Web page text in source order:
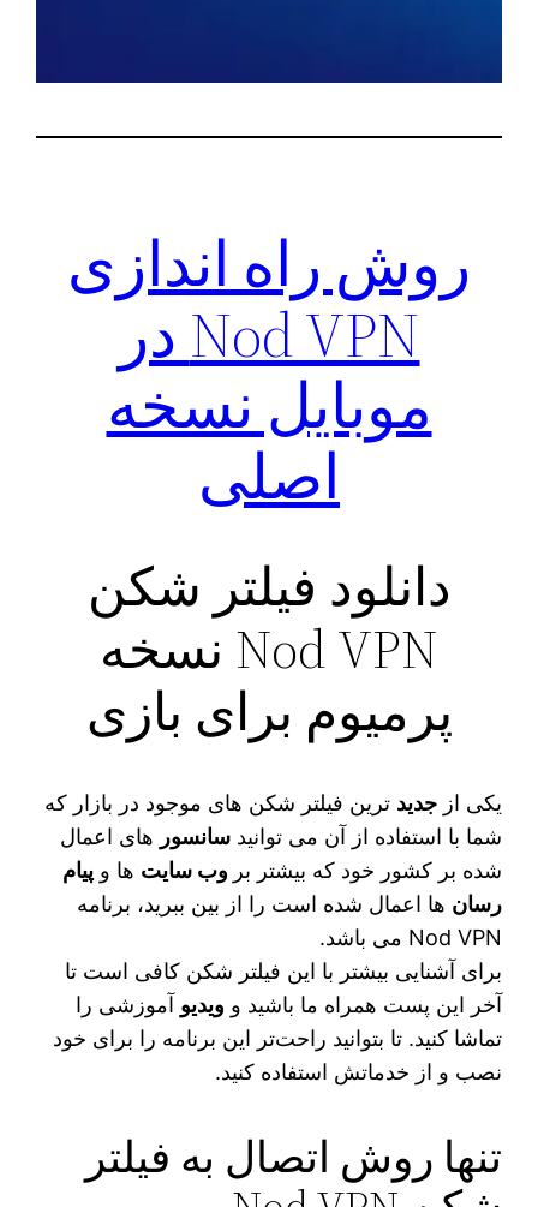
روش راه اندازی
Nod VPN در
موبایل نسخه
اصلی
دانلود فیلتر شکن
Nod VPN نسخه
پرمیوم برای بازی
یکی ازجدید ترین فیلتر شکن‌ های موجود در بازار که
شما با استفاده از آن می‌ توانیدسانسور های اعمال
شده بر کشور خود که بیشتر بر وب سایت‌ ها وپیام
رسان‌ ها اعمال شده است را از بین ببرید، برنامه
Nod VPN می‌ باشد.
برای آشنایی بیشتر با این فیلتر شکن کافی است تا
آخر این پست همراه ما باشید و ویدیو آموزشی را
تماشا کنید. تا بتوانید راحت‌تر این برنامه را برای خود
نصب و از خدماتش استفاده کنید.
تنها روش اتصال به فیلتر